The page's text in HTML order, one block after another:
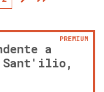
a
Sant'ilio,
PREMIUM